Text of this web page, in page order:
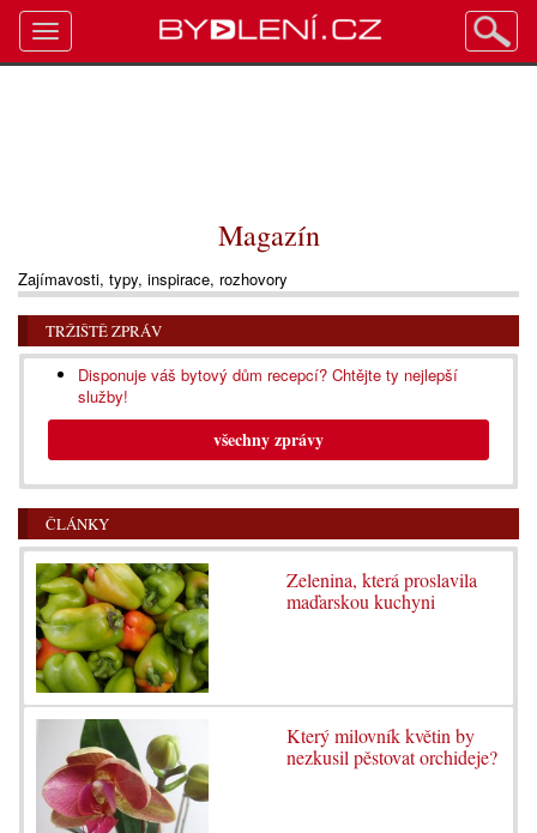
Magazín
Zajímavosti, typy, inspirace, rozhovory
TRŽIŠTĚ ZPRÁV
Disponuje váš bytový dům recepcí? Chtějte ty nejlepší
služby!
všechny zprávy
ČLÁNKY
Zelenina, která proslavila
maďarskou kuchyni
Který milovník květin by
nezkusil pěstovat orchideje?
Toggle
navigation